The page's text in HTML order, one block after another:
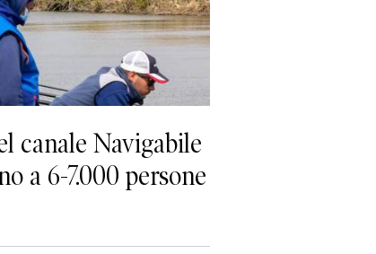
canale Navigabile
a 6-7.000 persone